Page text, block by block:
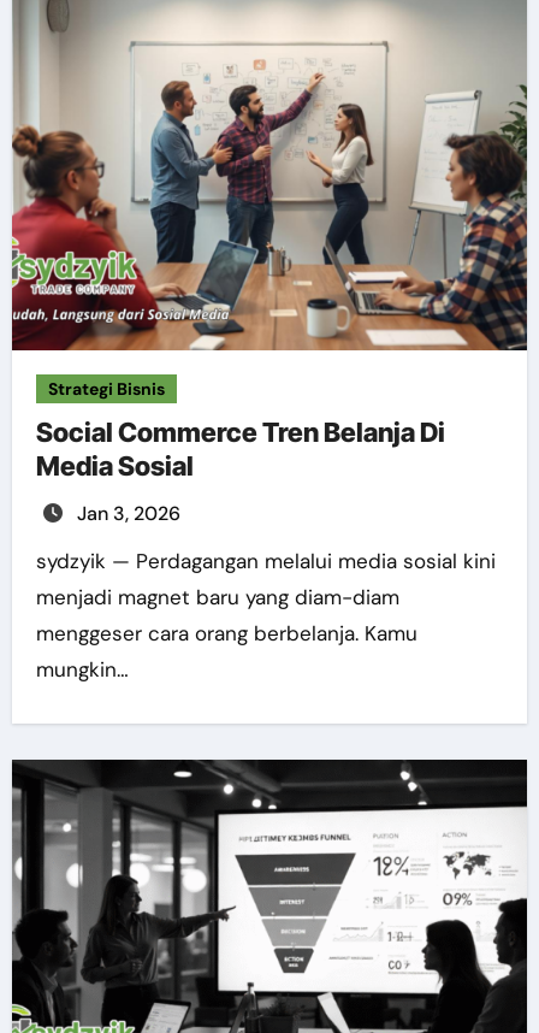
Strategi Bisnis
Social Commerce Tren Belanja Di
Media Sosial
Jan 3, 2026
sydzyik — Perdagangan melalui media sosial kini
menjadi magnet baru yang diam-diam
menggeser cara orang berbelanja. Kamu
mungkin…